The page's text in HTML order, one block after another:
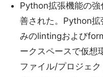
Python拡張機能の
善された。Python拡
みのlintingおよび
ークスペースで仮想
ファイル/プロジェ